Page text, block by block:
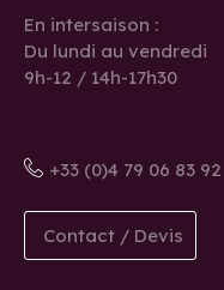
En intersaison :
Du lundi au vendredi
9h-12 / 14h-17h30
+33 (0)4 79 06 83 92
Contact / Devis